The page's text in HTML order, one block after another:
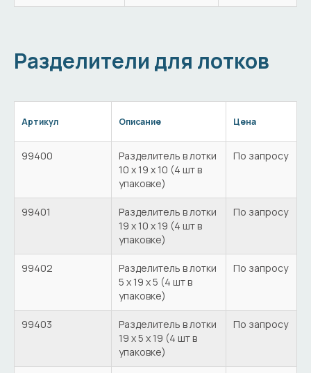
Разделители для лотков
Артикул Описание Цена
99400
Разделитель в лотки
10 х 19 х 10 (4 шт в
упаковке)
По запросу
99401
Разделитель в лотки
19 х 10 х 19 (4 шт в
упаковке)
По запросу
99402
Разделитель в лотки
5 х 19 х 5 (4 шт в
упаковке)
По запросу
99403
Разделитель в лотки
19 х 5 х 19 (4 шт в
упаковке)
По запросу